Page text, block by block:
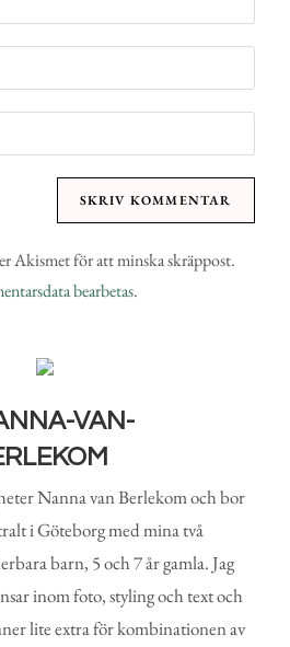
Akismet för att minska skräppost.
bearbetas.
VAN-
Nanna van Berlekom och bor
i Göteborg med mina två
barn, 5 och 7 år gamla. Jag
inom foto, styling och text och
lite extra för kombinationen av